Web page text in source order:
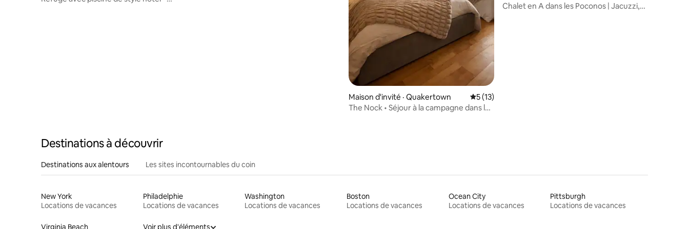
Maison d'invité · Quakertown Note moyenne de 5 sur 5, 13 commentaires
5 (13)
The Nock • Séjour à la campagne dans le
Chalet en A dans les Poconos | Jacuzzi,
Destinations à découvrir
Destinations aux alentours Les sites incontournables du coin
New York
Locations de vacances
Philadelphie
Locations de vacances
Washington
Locations de vacances
Boston
Locations de vacances
Ocean City
Locations de vacances
Pittsburgh
Locations de vacances
Virginia Beach Voir plus d'éléments